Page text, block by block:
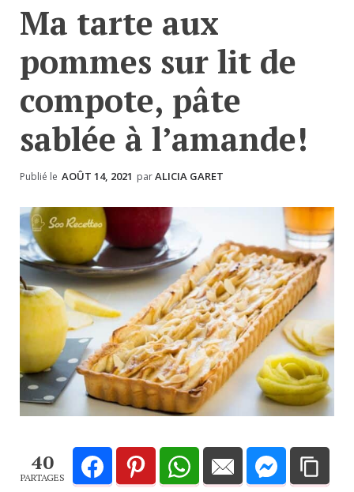
Ma tarte aux
pommes sur lit de
compote, pâte
sablée à l’amande!
Publié le AOÛT 14, 2021 parALICIA GARET
40
PARTAGES